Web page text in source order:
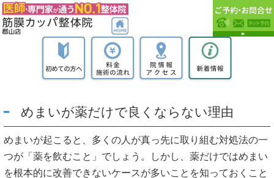
めまいが薬だけで良くならない理由
めまいが起こると、多くの人が真っ先に取り組む対処法の一
つが「薬を飲むこと」でしょう。しかし、薬だけではめまい
を根本的に改善できないケースが多いことを知っておくこと